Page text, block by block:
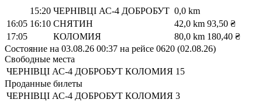
15:20 ЧЕРНІВЦІ АС-4 ДОБРОБУТ 0,0 km
16:05 16:10 СНЯТИН 42,0 km 93,50 ₴
17:05
КОЛОМИЯ 80,0 km 180,40 ₴
Состояние на 03.08.26 00:37 на рейсе 0620 (02.08.26)
Свободные места
ЧЕРНІВЦІ АС-4 ДОБРОБУТ КОЛОМИЯ 15
Проданные билеты
ЧЕРНІВЦІ АС-4 ДОБРОБУТ КОЛОМИЯ 3